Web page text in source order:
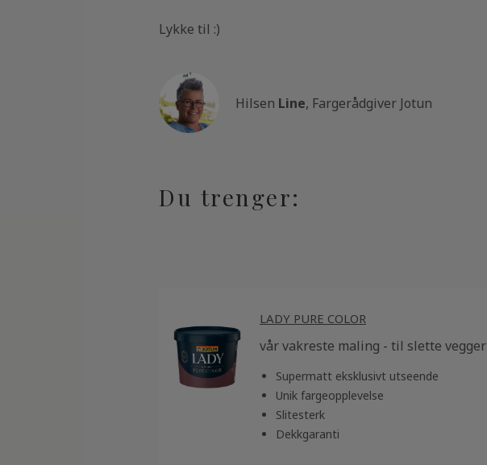
Lykke til :)
Hilsen Line, Fargerådgiver Jotun
Du trenger:
LADY PURE COLOR
vår vakreste maling - til slette vegger
Supermatt eksklusivt utseende
Unik fargeopplevelse
Slitesterk
Dekkgaranti